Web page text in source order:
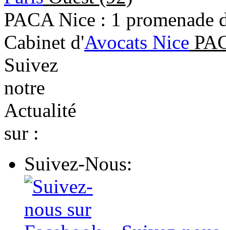
PACA Nice : 1 promenade
Cabinet d'Avocats Nice
Suivez
notre
Actualité
sur :
Suivez-Nous: